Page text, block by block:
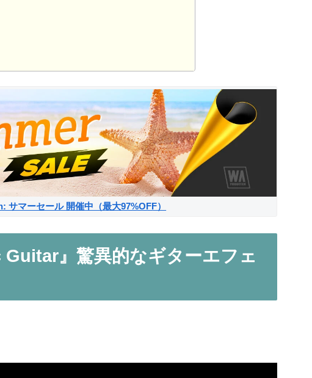
サマーセール 開催中（最大97%OFF）
Guitar』驚異的なギターエフェ